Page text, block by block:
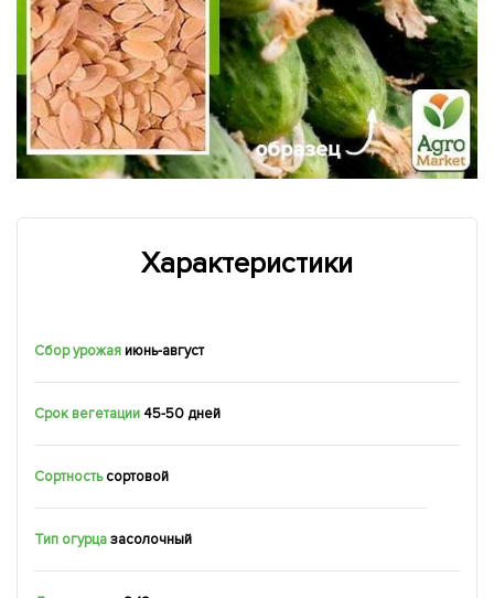
Характеристики
Сбор урожаяиюнь-август
Срок вегетации 45-50 дней
Сортность сортовой
Тип огурцазасолочный